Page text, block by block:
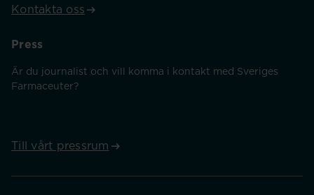
Kontakta oss
Press
Är du journalist och vill komma i kontakt med Sveriges
Farmaceuter?
Till vårt pressrum